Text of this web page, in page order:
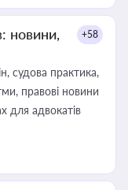
новини,
+58
судова практика,
правові новини
для адвокатів